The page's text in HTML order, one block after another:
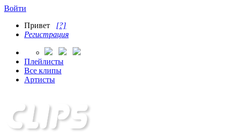
Войти
Привет [?]
Регистрация
Плейлисты
Все клипы
Артисты